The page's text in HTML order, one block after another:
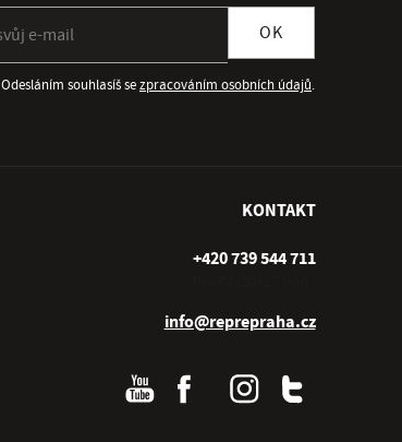
OK
Odesláním souhlasíš sezpracováním osobních údajů.
KONTAKT
+420 739 544 711
info@reprepraha.cz